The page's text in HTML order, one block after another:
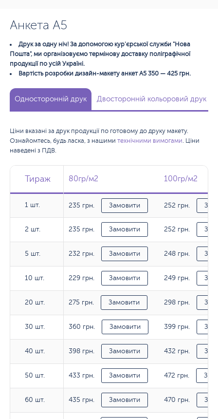
Анкета A5
Друк за одну ніч! За допомогою кур'єрської служби "Нова
Пошта", ми організовуємо термінову доставку поліграфічної
продукції по усій Україні.
Вартість розробки дизайн-макету анкет А5 350 — 425 грн.
Односторонній друк Двосторонній кольоровий друк
Ціни вказані за друк продукції по готовому до друку макету.
Ознайомтесь, будь ласка, з нашими технічними вимогами. Ціни
наведені з ПДВ.
Тираж
1 шт.
2 шт.
5 шт.
10 шт.
20 шт.
30 шт.
40 шт.
50 шт.
60 шт.
Тираж 80гр/м2 100гр/м2
Тираж 80гр/м2 100гр/м2
1 шт. 235 грн. Замовити 252 грн.
2 шт. 235 грн. Замовити 252 грн.
5 шт. 232 грн. Замовити 248 грн.
10 шт. 229 грн. Замовити 249 грн.
20 шт. 275 грн. Замовити 298 грн.
30 шт. 360 грн. Замовити 399 грн.
40 шт. 398 грн. Замовити 432 грн.
50 шт. 433 грн. Замовити 472 грн.
60 шт. 435 грн. Замовити 470 грн.